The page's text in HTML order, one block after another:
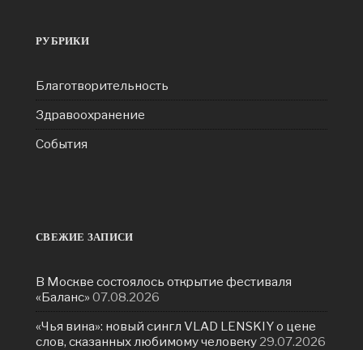
РУБРИКИ
Благотворительность
Здравоохранение
События
СВЕЖИЕ ЗАПИСИ
В Москве состоялось открытие фестиваля
«Баланс» 07.08.2026
«Чья вина»: новый сингл VLAD LENSKIY о цене
слов, сказанных любимому человеку29.07.2026